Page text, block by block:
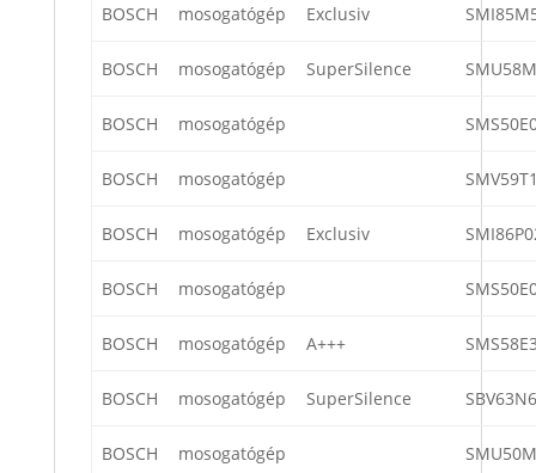
BOSCH mosogatógép Exclusiv
BOSCH mosogatógép SuperSilence
BOSCH mosogatógép
BOSCH mosogatógép
BOSCH mosogatógép Exclusiv
BOSCH mosogatógép
BOSCH mosogatógép A+++
BOSCH mosogatógép SuperSilence
BOSCH mosogatógép